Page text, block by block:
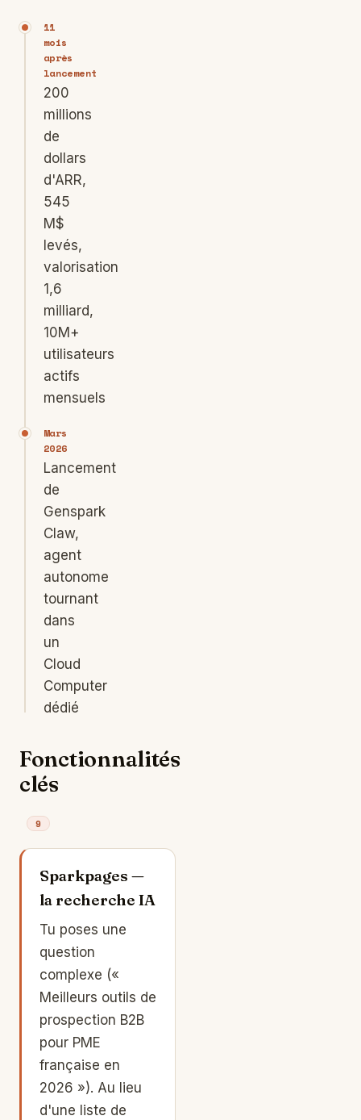
11
mois
après
lancement
200
millions
de
dollars
d'ARR,
545
M$
levés,
valorisation
1,6
milliard,
10M+
utilisateurs
actifs
mensuels
Mars
2026
Lancement
de
Genspark
Claw,
agent
autonome
tournant
dans
un
Cloud
Computer
dédié
Fonctionnalités
clés
9
Sparkpages —
la recherche IA
Tu poses une
question
complexe («
Meilleurs outils de
prospection B2B
pour PME
française en
2026 »). Au lieu
d'une liste de